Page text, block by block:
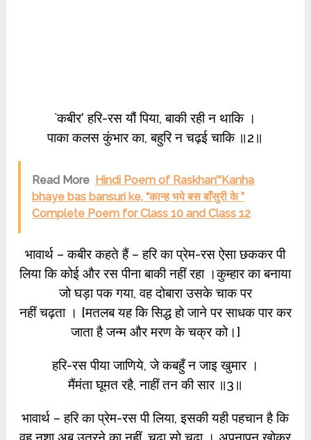
`कबीर’ हरि-रस यौं पिया, बाकी रही न थाकि ।
पाका कलस कुंभार का, बहुरि न चढ़ई चाकि ॥2॥
Read More Hindi Poem of Raskhan’“Kanha
bhaye bas bansuri ke, “कान्ह भये बस बाँसुरी के ”
Complete Poem for Class 10 and Class 12
भावार्थ – कबीर कहते हैं – हरि का प्रेम-रस ऐसा छककर पी
लिया कि कोई और रस पीना बाकी नहीं रहा ।कुम्हार का बनाया
जो घड़ा पक गया, वह दोबारा उसके चाक पर
नहीं चढ़ता । [मतलब यह कि सिद्ध हो जाने पर साधक पार कर
जाता है जन्म और मरण के चक्र को।]
हरि-रस पीया जाणिये, जे कबहुँ न जाइ खुमार ।
मैंमंता घूमत रहै, नाहीं तन की सार ॥3॥
भावार्थ – हरि का प्रेम-रस पी लिया, इसकी यही पहचान है कि